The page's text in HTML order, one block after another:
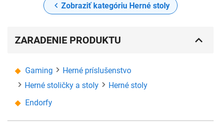
Zobraziť kategóriu Herné stoly
ZARADENIE PRODUKTU
Gaming
Herné príslušenstvo
Herné stoličky a stoly
Herné stoly
Endorfy